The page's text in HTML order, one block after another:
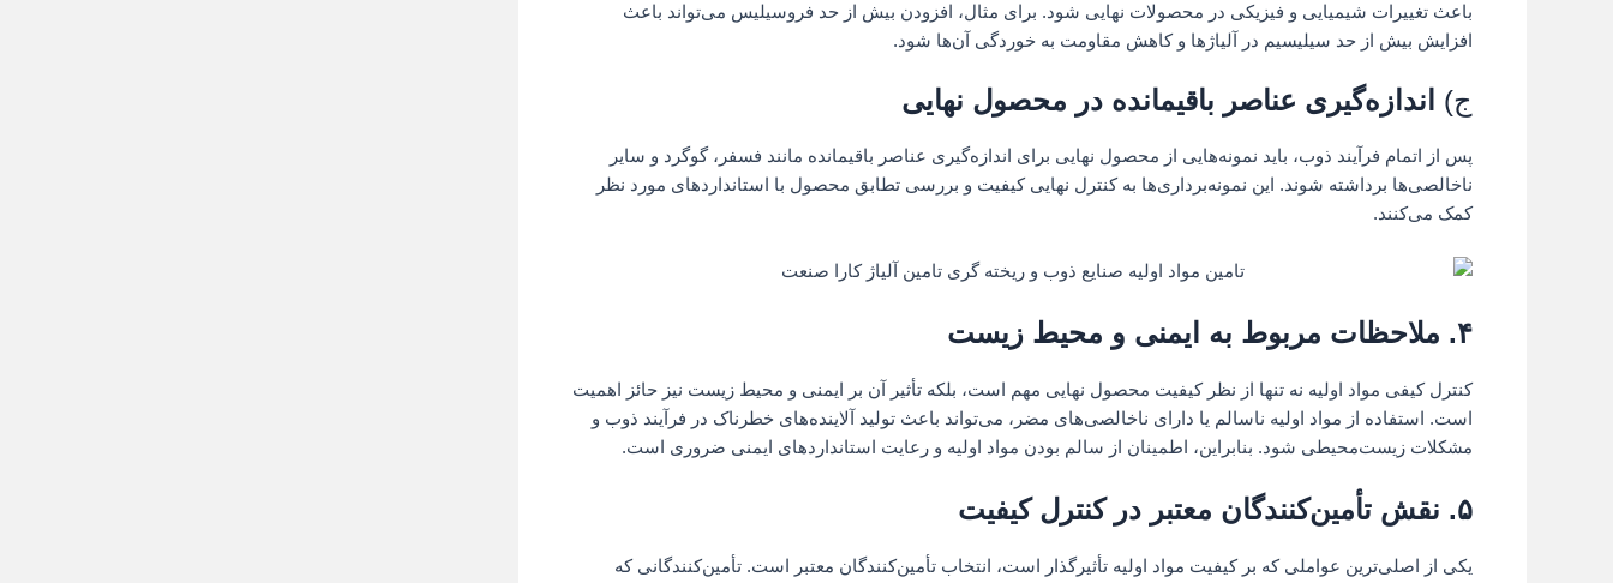
باعث تغییرات شیمیایی و فیزیکی در محصولات نهایی شود. برای مثال، افزودن بیش از حد فروسیلیس می‌تواند باعث
افزایش بیش از حد سیلیسیم در آلیاژها و کاهش مقاومت به خوردگی آن‌ها شود.
ج) اندازه‌گیری عناصر باقیمانده در محصول نهایی
پس از اتمام فرآیند ذوب، باید نمونه‌هایی از محصول نهایی برای اندازه‌گیری عناصر باقیمانده مانند فسفر، گوگرد و سایر
ناخالصی‌ها برداشته شوند. این نمونه‌برداری‌ها به کنترل نهایی کیفیت و بررسی تطابق محصول با استانداردهای مورد نظر
کمک می‌کنند.
۴. ملاحظات مربوط به ایمنی و محیط‌ زیست
کنترل کیفی مواد اولیه نه تنها از نظر کیفیت محصول نهایی مهم است، بلکه تأثیر آن بر ایمنی و محیط زیست نیز حائز اهمیت
است. استفاده از مواد اولیه ناسالم یا دارای ناخالصی‌های مضر، می‌تواند باعث تولید آلاینده‌های خطرناک در فرآیند ذوب و
مشکلات زیست‌محیطی شود. بنابراین، اطمینان از سالم بودن مواد اولیه و رعایت استانداردهای ایمنی ضروری است.
۵. نقش تأمین‌کنندگان معتبر در کنترل کیفیت
یکی از اصلی‌ترین عواملی که بر کیفیت مواد اولیه تأثیرگذار است، انتخاب تأمین‌کنندگان معتبر است. تأمین‌کنندگانی که